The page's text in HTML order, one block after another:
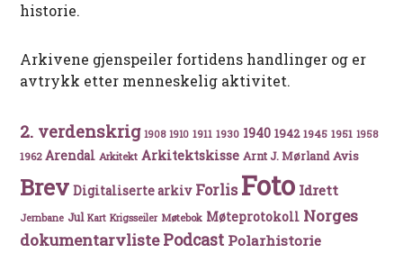
historie.
Arkivene gjenspeiler fortidens handlinger og er
avtrykk etter menneskelig aktivitet.
2. verdenskrig 1908 1910 1911 1930 1940 1942 1945 1951 1958
1962 Arendal Arkitekt Arkitektskisse Arnt J. Mørland Avis
Brev Digitaliserte arkiv Forlis Foto Idrett
Jernbane Jul Kart Krigsseiler Møtebok Møteprotokoll Norges
dokumentarvlistePodcast Polarhistorie